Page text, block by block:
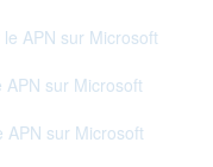
APN sur Microsoft
sur Microsoft
APN sur Microsoft